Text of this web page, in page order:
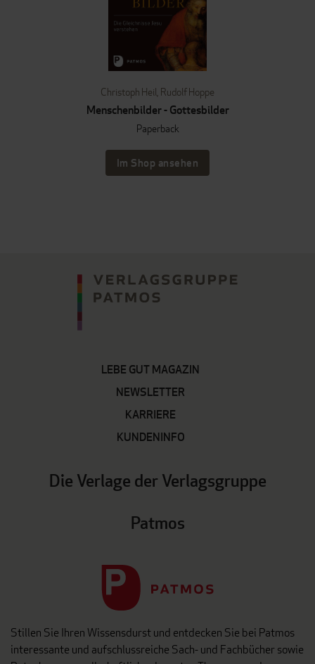
Christoph Heil, Rudolf Hoppe
Menschenbilder - Gottesbilder
Paperback
Im Shop ansehen
LEBE GUT MAGAZIN
NEWSLETTER
KARRIERE
KUNDENINFO
Die Verlage der Verlagsgruppe
Patmos
Stillen Sie Ihren Wissensdurst und entdecken Sie bei Patmos
interessante und aufschlussreiche Sach- und Fachbücher sowie